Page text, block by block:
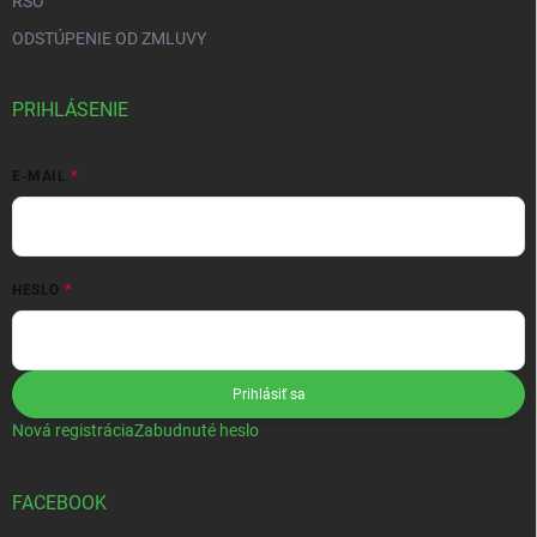
ODSTÚPENIE OD ZMLUVY
PRIHLÁSENIE
E-MAIL
HESLO
Prihlásiť sa
Nová registráciaZabudnuté heslo
FACEBOOK